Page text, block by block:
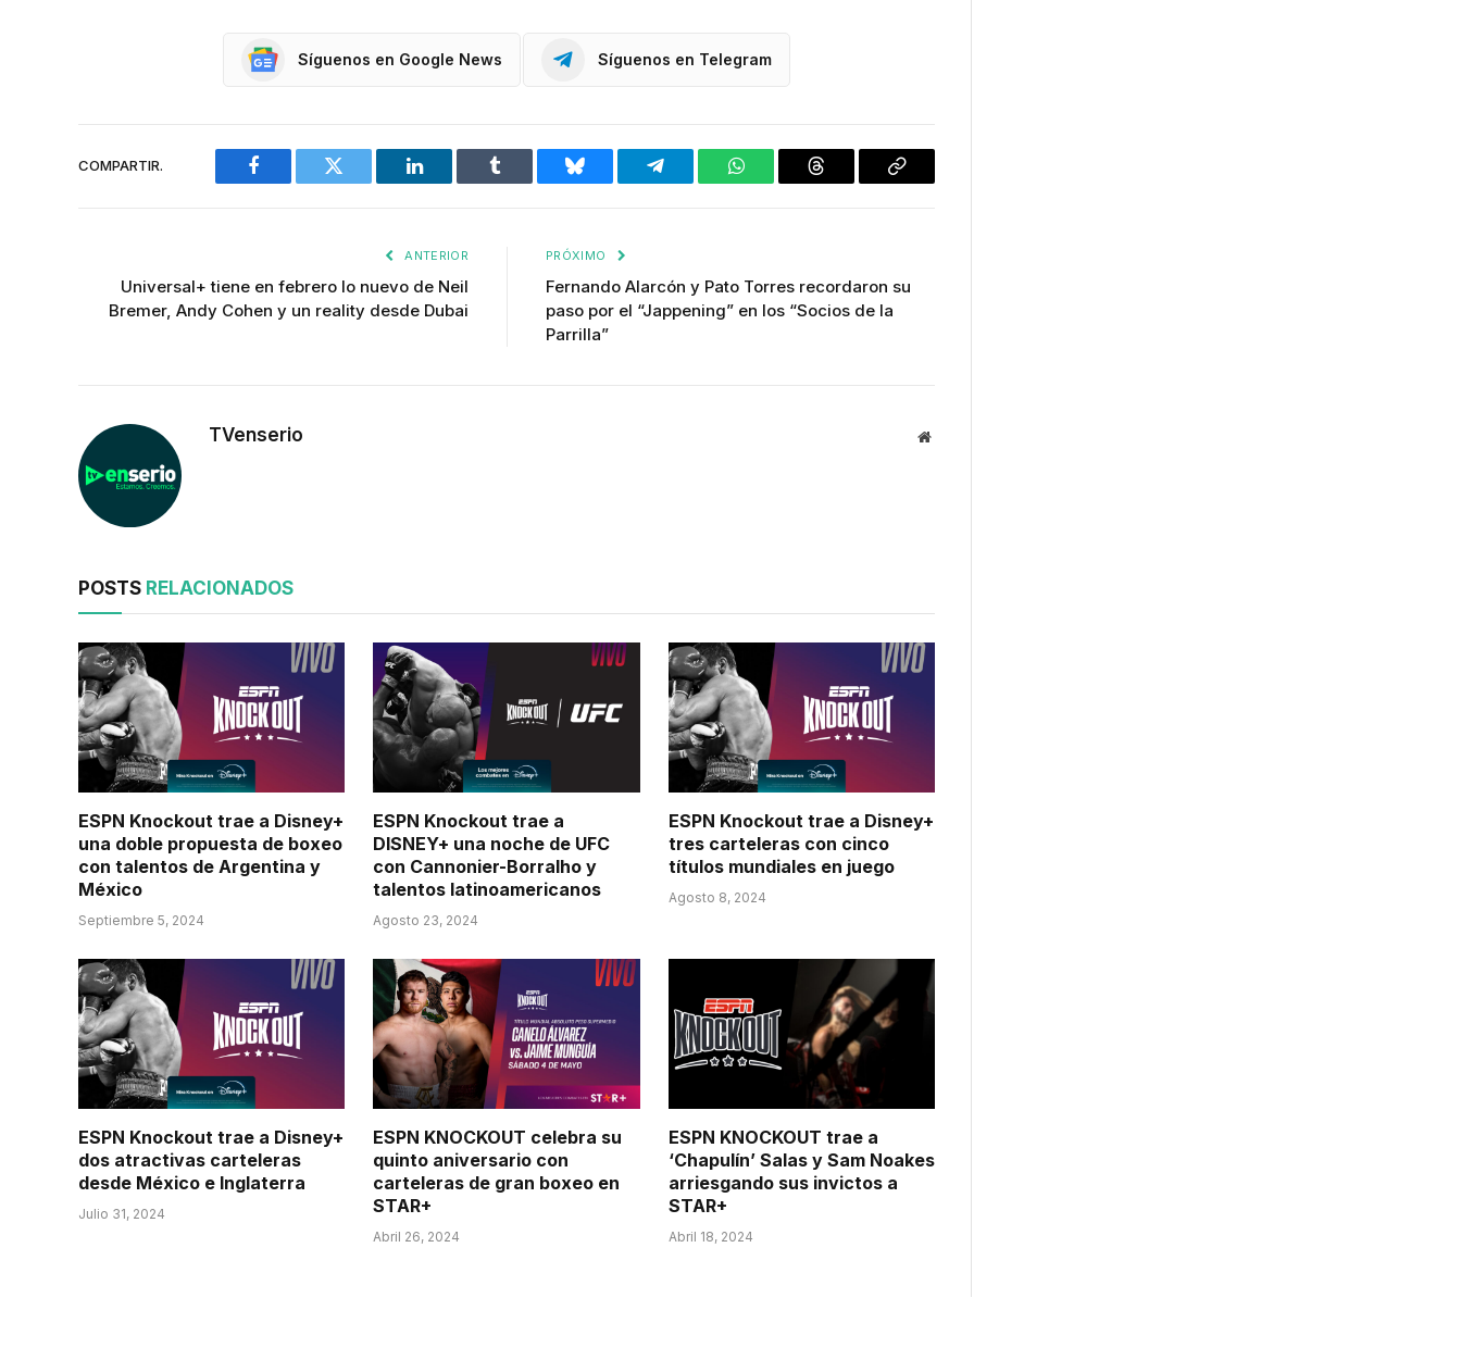
Síguenos en Google News Síguenos en Telegram
COMPARTIR.
Facebook Twitter LinkedIn Tumblr Bluesky Telegram WhatsAppThreads
Copiar
ANTERIOR
Universal+ tiene en febrero lo nuevo de Neil
Bremer, Andy Cohen y un reality desde Dubai
PRÓXIMO
Fernando Alarcón y Pato Torres recordaron su
paso por el “Jappening” en los “Socios de la
Parrilla”
TVenserio Website
POSTS RELACIONADOS
ESPN Knockout trae a Disney+
una doble propuesta de boxeo
con talentos de Argentina y
México
Septiembre 5, 2024
ESPN Knockout trae a
DISNEY+ una noche de UFC
con Cannonier-Borralho y
talentos latinoamericanos
Agosto 23, 2024
ESPN Knockout trae a Disney+
tres carteleras con cinco
títulos mundiales en juego
Agosto 8, 2024
ESPN Knockout trae a Disney+
dos atractivas carteleras
desde México e Inglaterra
Julio 31, 2024
ESPN KNOCKOUT celebra su
quinto aniversario con
carteleras de gran boxeo en
STAR+
Abril 26, 2024
ESPN KNOCKOUT trae a
‘Chapulín’ Salas y Sam Noakes
arriesgando sus invictos a
STAR+
Abril 18, 2024